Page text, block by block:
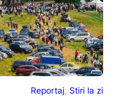
Reportaj, Stiri la zi